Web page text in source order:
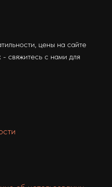
цены на сайте
- свяжитесь с нами для